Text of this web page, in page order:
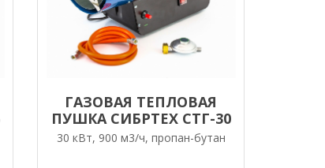
ГАЗОВАЯ ТЕПЛОВАЯ
ПУШКА СИБРТЕХ СТГ-30
30 кВт, 900 м3/ч, пропан-бутан